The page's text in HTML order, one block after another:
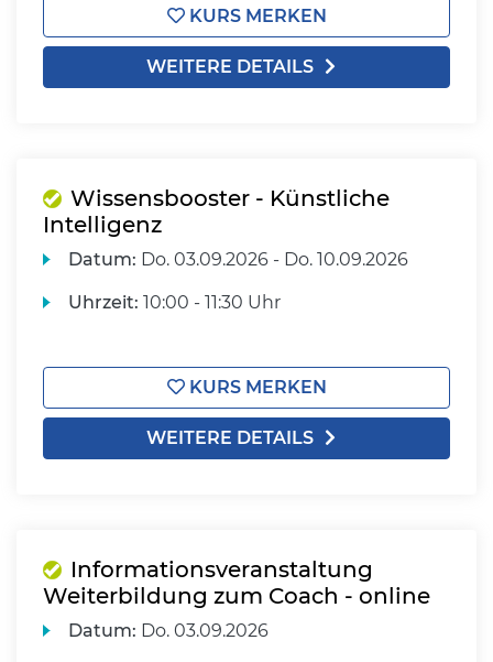
KURS MERKEN
WEITERE DETAILS
Wissensbooster - Künstliche
Intelligenz
Datum: Do. 03.09.2026 - Do. 10.09.2026
Uhrzeit: 10:00 - 11:30 Uhr
KURS MERKEN
WEITERE DETAILS
Informationsveranstaltung
Weiterbildung zum Coach - online
Datum: Do. 03.09.2026